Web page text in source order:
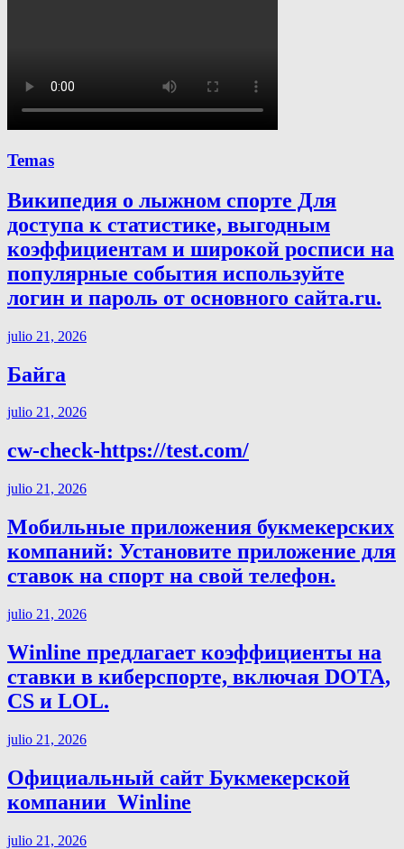
Temas
Википедия о лыжном спорте Для
доступа к статистике, выгодным
коэффициентам и широкой росписи на
популярные события используйте
логин и пароль от основного сайта.ru.
julio 21, 2026
Байга
julio 21, 2026
cw-check-https://test.com/
julio 21, 2026
Мобильные приложения букмекерских
компаний: Установите приложение для
ставок на спорт на свой телефон.
julio 21, 2026
Winline предлагает коэффициенты на
ставки в киберспорте, включая DOTA,
CS и LOL.
julio 21, 2026
Официальный сайт Букмекерской
компании ️ Winline
julio 21, 2026